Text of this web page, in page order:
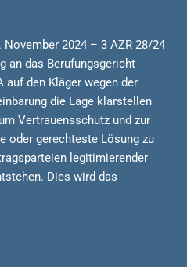
2024 – 3 AZR 28/24
an das Berufungsgericht
auf den Kläger wegen der
die Lage klarstellen
Vertrauensschutz und zur
oder gerechteste Lösung zu
legitimierender
Dies wird das